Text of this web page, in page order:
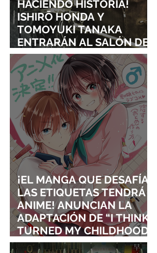
HACIENDO HISTORIA!
ISHIRŌ HONDA Y
TOMOYUKI TANAKA
ENTRARÁN AL SALÓN DE
LA FAMA DE LOS EFECTOS
VISUALES
¡EL MANGA QUE DESAFÍA
LAS ETIQUETAS TENDRÁ
ANIME! ANUNCIAN LA
ADAPTACIÓN DE “I THINK I
TURNED MY CHILDHOOD
FRIEND INTO A GIRL”